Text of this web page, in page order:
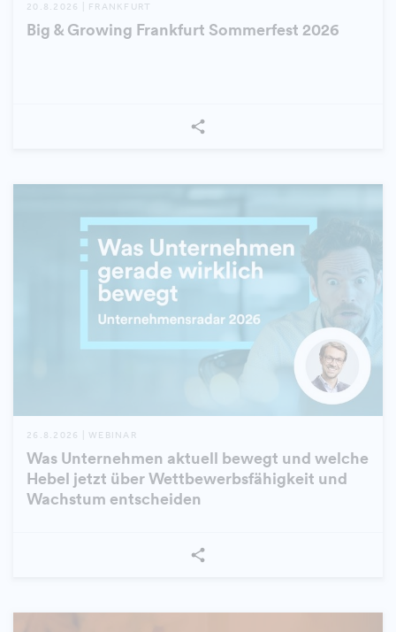
20.8.2026 | FRANKFURT
Big & Growing Frankfurt Sommerfest 2026
26.8.2026 | WEBINAR
Was Unternehmen aktuell bewegt und welche
Hebel jetzt über Wettbewerbsfähigkeit und
Wachstum entscheiden